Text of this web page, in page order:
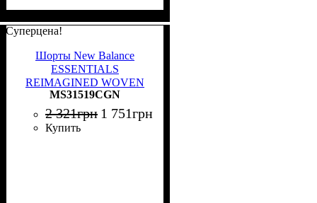
Суперцена!
Шорты New Balance
ESSENTIALS
REIMAGINED WOVEN
хаки MS31519CGN
MS31519CGN
2 321грн 1 751грн
Купить